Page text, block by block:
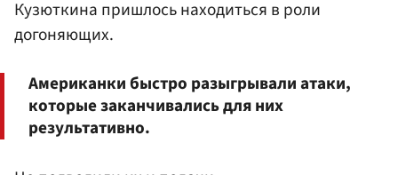
Кузюткина пришлось находиться в роли
догоняющих.
Американки быстро разыгрывали атаки,
которые заканчивались для них
результативно.